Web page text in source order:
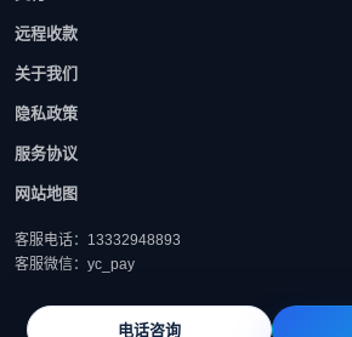
远程收款
关于我们
隐私政策
服务协议
网站地图
客服电话：13332948893
客服微信：yc_pay
电话咨询